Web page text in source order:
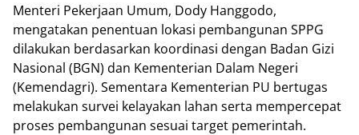
Menteri Pekerjaan Umum, Dody Hanggodo,
mengatakan penentuan lokasi pembangunan SPPG
dilakukan berdasarkan koordinasi dengan Badan Gizi
Nasional (BGN) dan Kementerian Dalam Negeri
(Kemendagri). Sementara Kementerian PU bertugas
melakukan survei kelayakan lahan serta mempercepat
proses pembangunan sesuai target pemerintah.